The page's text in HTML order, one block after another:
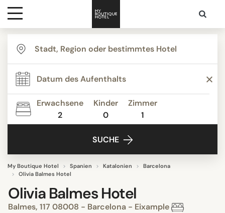
Ziele
Hotelarten
Kontakt
Erwachsene
2
Kinder
0
Zimmer
1
SUCHE
My Boutique Hotel Spanien Katalonien
Barcelona
Olivia Balmes Hotel
Olivia Balmes Hotel
Balmes, 117 08008 - Barcelona - Eixample